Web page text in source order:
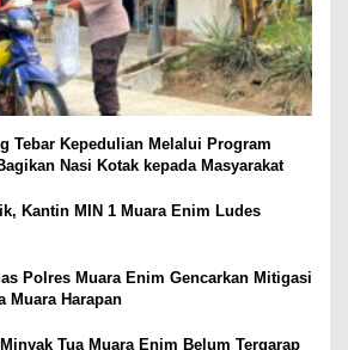
Tebar Kepedulian Melalui Program
Nasi Kotak kepada Masyarakat
Kantin MIN 1 Muara Enim Ludes
Polres Muara Enim Gencarkan Mitigasi
Muara Harapan
Tua Muara Enim Belum Tergarap